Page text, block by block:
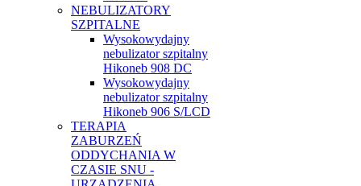
NEBULIZATORY
SZPITALNE
Wysokowydajny
nebulizator szpitalny
Hikoneb 908 DC
Wysokowydajny
nebulizator szpitalny
Hikoneb 906 S/LCD
TERAPIA
ZABURZEŃ
ODDYCHANIA W
CZASIE SNU -